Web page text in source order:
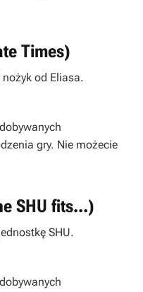
Times)
od Eliasa.
gry. Nie możecie
SHU fits...)
SHU.